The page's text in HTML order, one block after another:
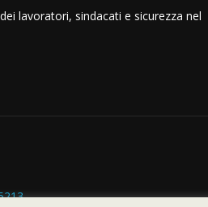
lavoratori, sindacati e sicurezza nel